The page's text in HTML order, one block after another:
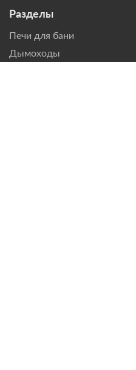
Разделы
Печи для бани
Дымоходы